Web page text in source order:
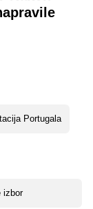
Portugala
izbor